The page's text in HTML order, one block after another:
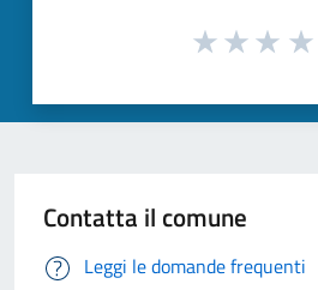
Contatta il comune
Leggi le domande frequenti